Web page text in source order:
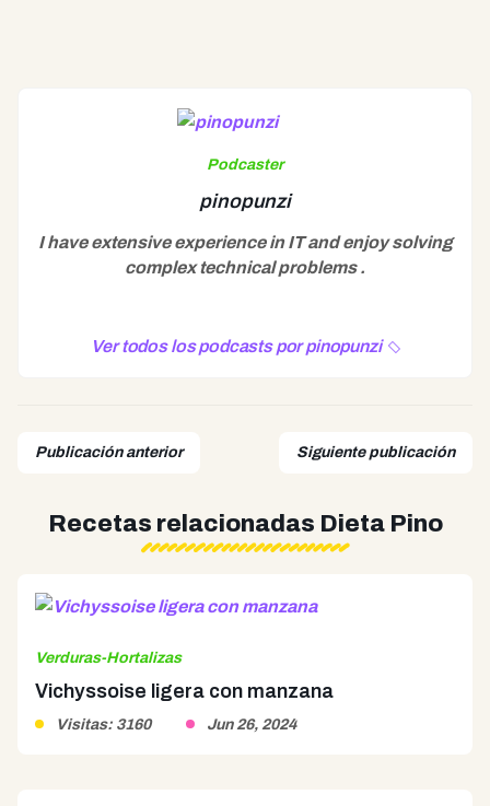
Podcaster
pinopunzi
I have extensive experience in IT and enjoy solving
complex technical problems .
Ver todos los podcasts por pinopunzi
Publicación anterior Siguiente publicación
Recetas relacionadas Dieta Pino
Verduras-Hortalizas
Vichyssoise ligera con manzana
Visitas: 3160 Jun 26, 2024